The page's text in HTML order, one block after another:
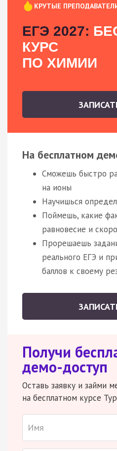
КРУТЫЕ
ЕГЭ 2027:
КУРС
ПО ХИМИИ
На бесплатном
Сможешь быстро
на ионы
Научишься
Поймешь, какие
равновесие и
Прорешаешь
реального ЕГЭ и
баллов к своему
Получи
демо-доступ
Оставь заявку и займи
на бесплатном курсе